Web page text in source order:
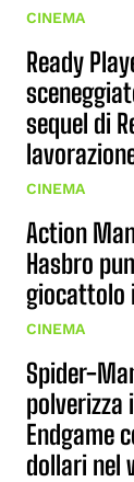
CINEMA
Ready
sequel di
CINEMA
Action
Hasbro
giocattolo
CINEMA
Spider-
polverizza
Endgame
dollari nel